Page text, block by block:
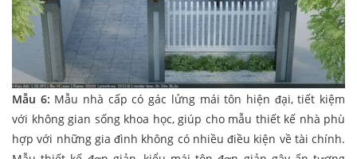
Mẫu 6: Mẫu nhà cấp có gác lửng mái tôn hiện đại, tiết kiệm
với không gian sống khoa học, giúp cho mẫu thiết kế nhà phù
hợp với những gia đình không có nhiều điều kiện về tài chính.